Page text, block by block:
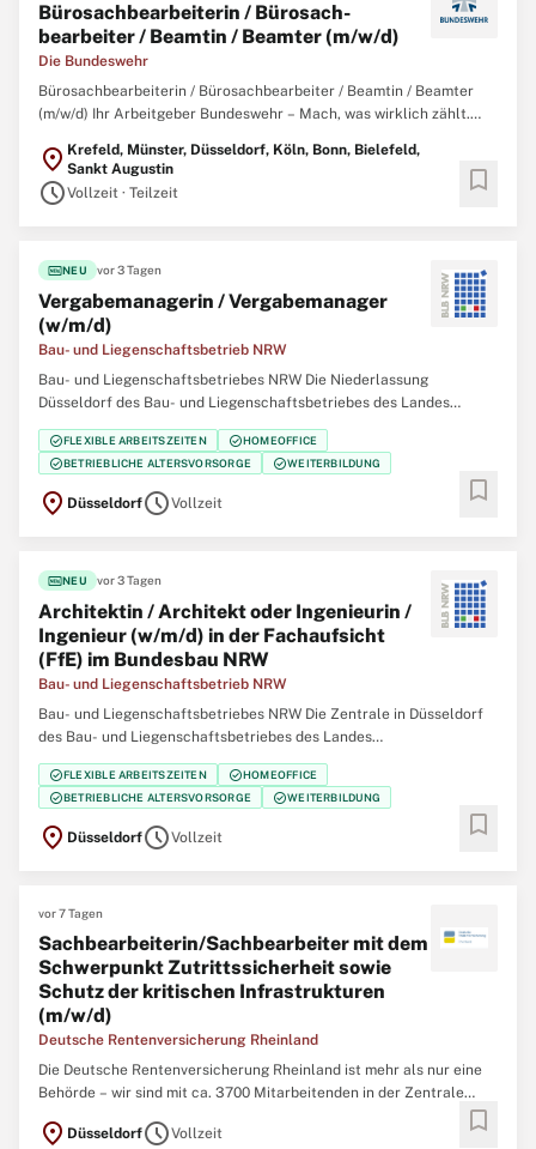
Büro­sach­bearbeiterin / Büro­sach­
bearbeiter / Beamtin / Beamter (m/w/d)
Die Bundeswehr
Bürosachbearbeiterin / Bürosachbearbeiter / Beamtin / Beamter
(m/w/d) Ihr Arbeitgeber Bundeswehr – Mach, was wirklich zählt.
Mitarbeitenden garantieren wir Sicherheit, Souveränität und die
außenpolitische Handlungsfähigkeit
location_on Krefeld, Münster, Düsseldorf, Köln, Bonn, Bielefeld,
Sankt Augustin
scheduleVollzeit · Teilzeit bookmark
fiber_newNEU vor 3 Tagen
Vergabemanagerin / Vergabemanager
(w/m/d)
Bau- und Liegenschaftsbetrieb NRW
Bau- und Liegenschaftsbetriebes NRW Die Niederlassung
Düsseldorf des Bau- und Liegenschaftsbetriebes des Landes
Nordrhein‑Westfalen (BLB NRW) sucht zum nächstmöglichen
Zeitpunkt eine/einen Vergabemanagerin / Vergabemanager (w/m/d)
Der Bau- und Liegenschaftsbetrieb NRW ist Eigentümer,
check_circleFLEXIBLE ARBEITSZEITEN check_circleHOMEOFFICE
check_circleBETRIEBLICHE ALTERSVORSORGE check_circleWEITERBILDUNG
location_on DüsseldorfscheduleVollzeit bookmark
fiber_newNEU vor 3 Tagen
Architektin / Architekt oder Ingenieurin /
Ingenieur (w/m/d) in der Fachaufsicht
(FfE) im Bundesbau NRW
Bau- und Liegenschaftsbetrieb NRW
Bau- und Liegenschaftsbetriebes NRW Die Zentrale in Düsseldorf
des Bau- und Liegenschaftsbetriebes des Landes
Nordrhein‑Westfalen (BLB NRW) sucht zum nächstmöglichen
Zeitpunkt eine/einen Architektin / Architekten oder Ingenieurin /
Ingenieur (w/m/d) in der Fachaufsicht (FfE) im Bundesbau
check_circleFLEXIBLE ARBEITSZEITEN check_circleHOMEOFFICE
check_circleBETRIEBLICHE ALTERSVORSORGE check_circleWEITERBILDUNG
location_on DüsseldorfscheduleVollzeit bookmark
vor 7 Tagen
Sachbearbeiterin/Sachbearbeiter mit dem
Schwerpunkt Zutrittssicherheit sowie
Schutz der kritischen Infrastrukturen
(m/w/d)
Deutsche Rentenversicherung Rheinland
Die Deutsche Rentenversicherung Rheinland ist mehr als nur eine
Behörde – wir sind mit ca. 3700 Mitarbeitenden in der Zentrale
Klinikverbund mit 5 Rehabilitationskliniken einer der größten
location_on DüsseldorfscheduleVollzeit bookmark